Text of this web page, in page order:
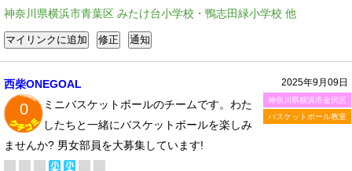
神奈川県横浜市青葉区 みたけ台小学校・鴨志田緑小学校 他
2025年9月09日
神奈川県横浜市金沢区
バスケットボール教室
西柴ONEGOAL
0
ミニバスケットボールのチームです。わた
したちと一緒にバスケットボールを楽しみ
ませんか? 男女部員を大募集しています!